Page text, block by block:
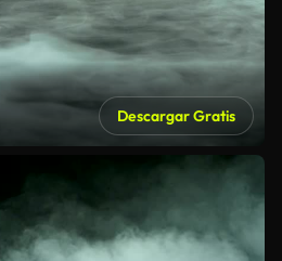
Descargar Gratis